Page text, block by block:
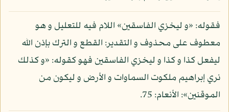
فقوله: «و ليخزي الفاسقين» اللام فيه للتعليل و هو
معطوف على محذوف و التقدير: القطع و الترك بإذن الله
ليفعل كذا و كذا و ليخزي الفاسقين فهو كقوله: «و كذلك
نري إبراهيم ملكوت السماوات و الأرض و ليكون من
الموقنين»: الأنعام: 75.